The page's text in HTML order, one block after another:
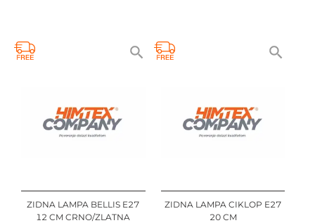
ZIDNA LAMPA BELLIS E27
12 CM CRNO/ZLATNA
ZIDNA LAMPA CIKLOP E27
20 CM